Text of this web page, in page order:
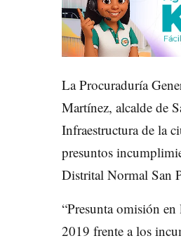
La Procuraduría
Martínez, alcalde de
Infraestructura de la
presuntos
Distrital Normal San
“Presunta omisión
2019 frente a los